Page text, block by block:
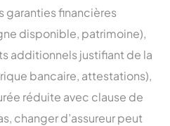
garanties financières
disponible, patrimoine),
additionnels justifiant de la
bancaire, attestations),
réduite avec clause de
changer d’assureur peut